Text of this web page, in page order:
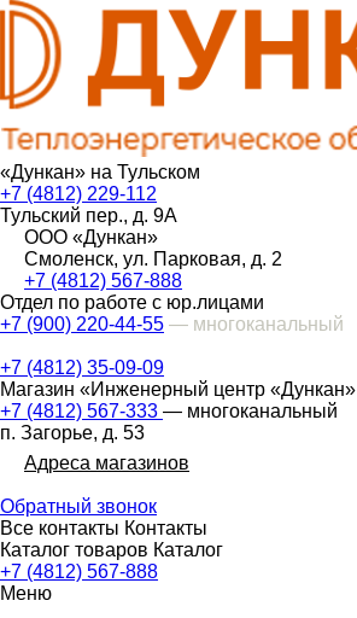
«Дункан» на Тульском
+7 (4812) 229-112
Тульский пер., д. 9А
ООО «Дункан»
Смоленск, ул. Парковая, д. 2
+7 (4812) 567-888
Отдел по работе с юр.лицами
+7 (900) 220-44-55 — многоканальный
+7 (4812) 35-09-09
Магазин «Инженерный центр «Дункан»
+7 (4812) 567-333 — многоканальный
п. Загорье, д. 53
Адреса магазинов
Обратный звонок
Все контакты Контакты
Каталог товаров Каталог
+7 (4812) 567-888
Меню